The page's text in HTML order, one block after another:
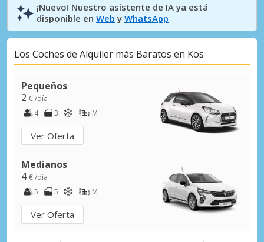
¡Nuevo! Nuestro asistente de IA ya está
disponible en Web y WhatsApp
Los Coches de Alquiler más Baratos en Kos
Pequeños
2 € /día
4
3 M
Ver Oferta
Medianos
4€ /día
5
5 M
Ver Oferta